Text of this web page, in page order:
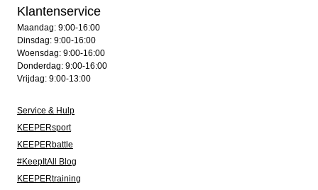
Klantenservice
Maandag: 9:00-16:00
Dinsdag: 9:00-16:00
Woensdag: 9:00-16:00
Donderdag: 9:00-16:00
Vrijdag: 9:00-13:00
Service & Hulp
KEEPERsport
KEEPERbattle
#KeepItAll Blog
KEEPERtraining